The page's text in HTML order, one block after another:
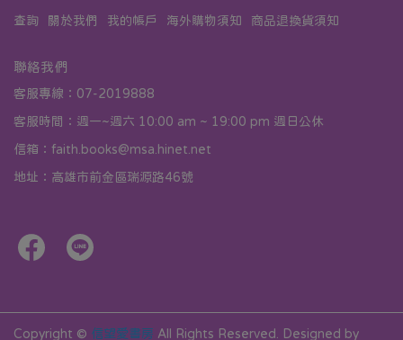
查詢 關於我們 我的帳戶 海外購物須知 商品退換貨須知
聯絡我們
客服專線：07-2019888
客服時間：週一~週六 10:00 am ~ 19:00 pm 週日公休
信箱：faith.books@msa.hinet.net
地址：高雄市前金區瑞源路46號
Copyright © 信望愛書房 All Rights Reserved. Designed by